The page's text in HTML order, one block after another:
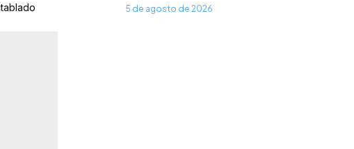
5 de agosto de 2026